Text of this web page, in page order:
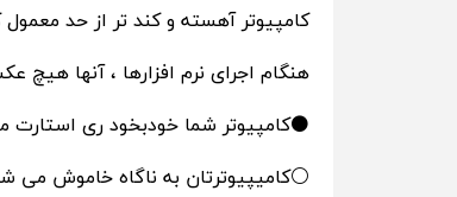
حسابداری
کامپیوتر آهسته و کند تر از حد معمول
هنگام اجرای نرم افزارها ، آنها
⚫️کامپیوتر شما خودبخود ری استارت
⚪️کامیپیوترتان به ناگاه خاموش